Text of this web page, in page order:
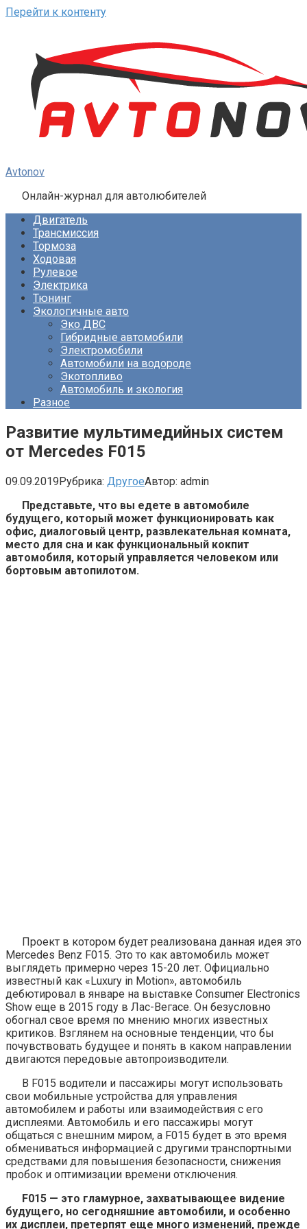
Перейти к контенту
Avtonov
Онлайн-журнал для автолюбителей
Двигатель
Трансмиссия
Тормоза
Ходовая
Рулевое
Электрика
Тюнинг
Экологичные авто
Эко ДВС
Гибридные автомобили
Электромобили
Автомобили на водороде
Экотопливо
Автомобиль и экология
Разное
Развитие мультимедийных систем
от Mercedes F015
09.09.2019Рубрика: ДругоеАвтор: admin
Представьте, что вы едете в автомобиле
будущего, который может функционировать как
офис, диалоговый центр, развлекательная комната,
место для сна и как функциональный кокпит
автомобиля, который управляется человеком или
бортовым автопилотом.
Проект в котором будет реализована данная идея это
Mercedes Benz F015. Это то как автомобиль может
выглядеть примерно через 15-20 лет. Официально
известный как «Luxury in Motion», автомобиль
дебютировал в январе на выставке Consumer Electronics
Show еще в 2015 году в Лас-Вегасе. Он безусловно
обогнал свое время по мнению многих известных
критиков. Взглянем на основные тенденции, что бы
почувствовать будущее и понять в каком направлении
двигаются передовые автопроизводители.
В F015 водители и пассажиры могут использовать
свои мобильные устройства для управления
автомобилем и работы или взаимодействия с его
дисплеями. Автомобиль и его пассажиры могут
общаться с внешним миром, а F015 будет в это время
обмениваться информацией с другими транспортными
средствами для повышения безопасности, снижения
пробок и оптимизации времени отключения.
F015 — это гламурное, захватывающее видение
будущего, но сегодняшние автомобили, и особенно
их дисплеи, претерпят еще много изменений, прежде